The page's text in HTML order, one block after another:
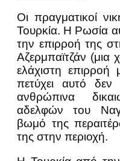
Οι πραγματικοί
Τουρκία. Η Ρωσία
την επιρροή της
Αζερμπαϊτζάν
ελάχιστη επιρροή
πετύχει αυτό δεν
ανθρώπινα
αδελφών του
βωμό της
της στην περιοχή.